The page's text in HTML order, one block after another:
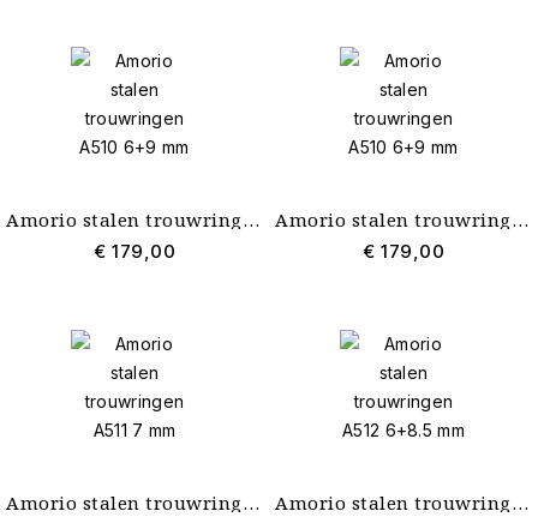
Amorio stalen trouwringen A510 6+9 mm
€ 179,00
Amorio stalen trouwringen A510 6+9 mm
€ 179,00
Amorio stalen trouwringen A511 7 mm Amorio stalen trouwringen A512 6+8.5 mm